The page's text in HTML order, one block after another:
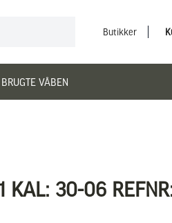
Butikker
BRUGTE VÅBEN
KAL: 30-06